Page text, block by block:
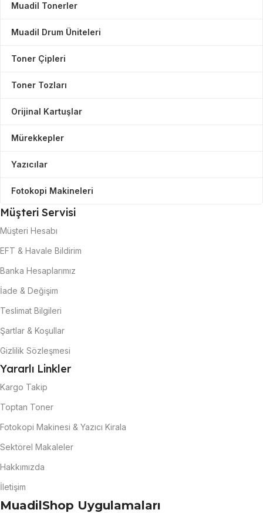
Muadil Tonerler
Muadil Drum Üniteleri
Toner Çipleri
Toner Tozları
Orijinal Kartuşlar
Mürekkepler
Yazıcılar
Fotokopi Makineleri
Müşteri Servisi
Müşteri Hesabı
EFT & Havale Bildirim
Banka Hesaplarımız
İade & Değişim
Teslimat Bilgileri
Şartlar & Koşullar
Gizlilik Sözleşmesi
Yararlı Linkler
Kargo Takip
Toptan Toner
Fotokopi Makinesi & Yazıcı Kirala
Sektörel Makaleler
Hakkımızda
İletişim
MuadilShop Uygulamaları